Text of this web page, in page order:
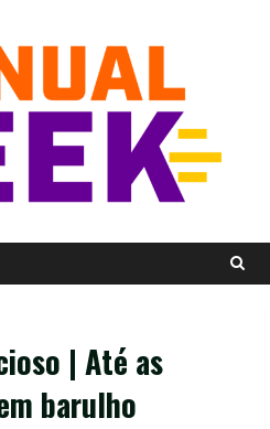
| Até as
barulho